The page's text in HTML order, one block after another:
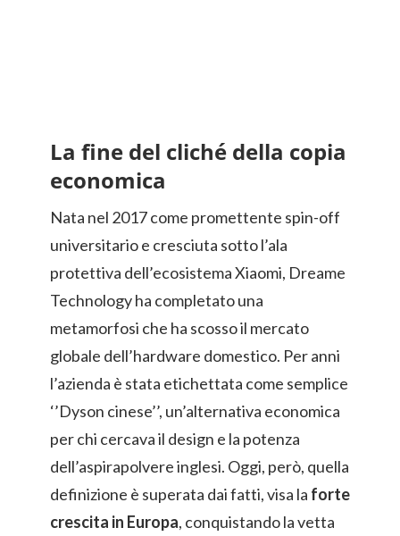
La fine del cliché della copia
economica
Nata nel 2017 come promettente spin-off
universitario e cresciuta sotto l’ala
protettiva dell’ecosistema Xiaomi, Dreame
Technology ha completato una
metamorfosi che ha scosso il mercato
globale dell’hardware domestico. Per anni
l’azienda è stata etichettata come semplice
‘’Dyson cinese’’, un’alternativa economica
per chi cercava il design e la potenza
dell’aspirapolvere inglesi. Oggi, però, quella
definizione è superata dai fatti, visa la forte
crescita in Europa, conquistando la vetta